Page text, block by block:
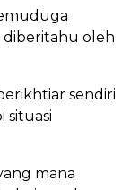
diberitahu oleh
sendiri
situasi
mana